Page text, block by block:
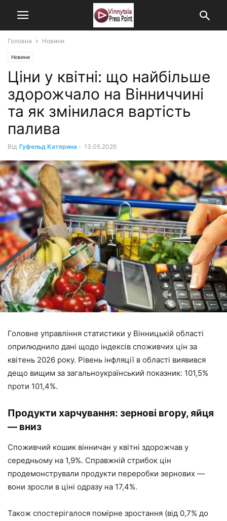
Головна Новини
Новини
Ціни у квітні: що найбільше
здорожчало на Вінниччині
та як змінилася вартість
палива
Від Гуфельд Катерина - 13.05.2026
Головне управління статистики у Вінницькій області
оприлюднило дані щодо індексів споживчих цін за
квітень 2026 року. Рівень інфляції в області виявився
дещо вищим за загальноукраїнський показник: 101,5%
проти 101,4%.
Продукти харчування: зернові вгору, яйця
— вниз
Споживчий кошик вінничан у квітні здорожчав у
середньому на 1,9%. Справжній стрибок цін
продемонстрували продукти переробки зернових —
вони зросли в ціні одразу на 17,4%.
Також спостерігалося помірне зростання (від 0,7% до